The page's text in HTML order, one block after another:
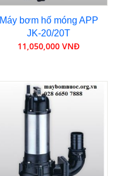
Máy bơm hố móng APP
JK-20/20T
11,050,000 VNĐ